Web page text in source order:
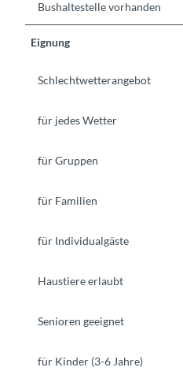
Bushaltestelle vorhanden
Eignung
Schlechtwetterangebot
für jedes Wetter
für Gruppen
für Familien
für Individualgäste
Haustiere erlaubt
Senioren geeignet
für Kinder (3-6 Jahre)